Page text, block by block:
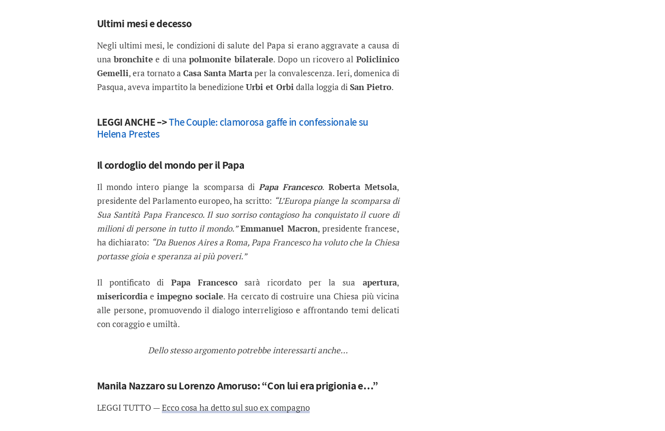
Ultimi mesi e decesso
Negli ultimi mesi, le condizioni di salute del Papa si erano aggravate a causa di
unabronchitee di unapolmonite bilaterale. Dopo un ricovero al Policlinico
Gemelli, era tornato a Casa Santa Martaper la convalescenza. Ieri, domenica di
Pasqua, aveva impartito la benedizione Urbi et Orbidalla loggia diSan Pietro.
LEGGI ANCHE –>The Couple: clamorosa gaffe in confessionale su
Helena Prestes
Il cordoglio del mondo per il Papa
Il mondo intero piange la scomparsa diPapa Francesco. Roberta Metsola,
presidente del Parlamento europeo, ha scritto: “L’Europa piange la scomparsa di
Sua Santità Papa Francesco. Il suo sorriso contagioso ha conquistato il cuore di
milioni di persone in tutto il mondo.” Emmanuel Macron, presidente francese,
ha dichiarato: “Da Buenos Aires a Roma, Papa Francesco ha voluto che la Chiesa
portasse gioia e speranza ai più poveri.”
Il pontificato di Papa Francescosarà ricordato per la sua apertura,
misericordiae impegno sociale. Ha cercato di costruire una Chiesa più vicina
alle persone, promuovendo il dialogo interreligioso e affrontando temi delicati
con coraggio e umiltà.
Dello stesso argomento potrebbe interessarti anche…
Manila Nazzaro su Lorenzo Amoruso: “Con lui era prigionia e…”
LEGGI TUTTO —Ecco cosa ha detto sul suo ex compagno